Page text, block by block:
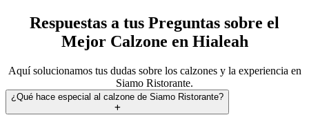
Respuestas a tus Preguntas sobre el
Mejor Calzone en Hialeah
Aquí solucionamos tus dudas sobre los calzones y la experiencia en
Siamo Ristorante.
¿Qué hace especial al calzone de Siamo Ristorante?